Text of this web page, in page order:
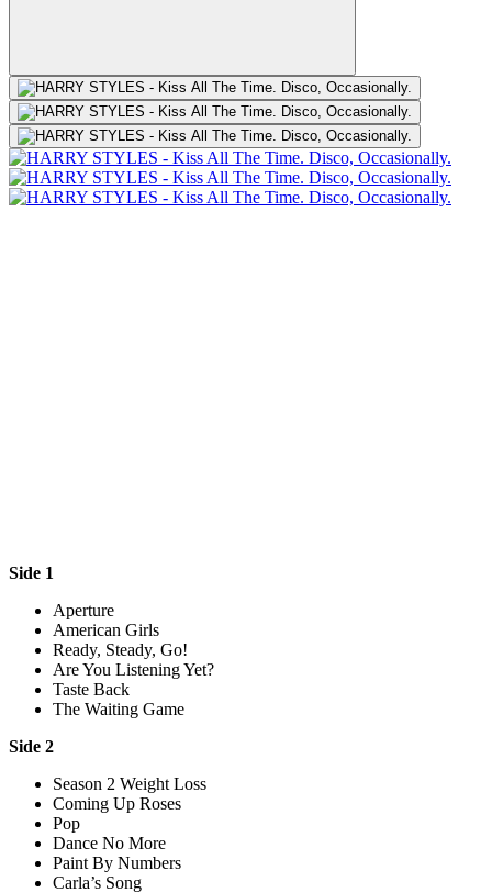
Side 1
Aperture
American Girls
Ready, Steady, Go!
Are You Listening Yet?
Taste Back
The Waiting Game
Side 2
Season 2 Weight Loss
Coming Up Roses
Pop
Dance No More
Paint By Numbers
Carla’s Song